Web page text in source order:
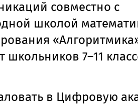
совместно с
школой
школьников 7–11
в Цифровую